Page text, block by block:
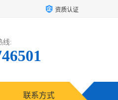
资质认证
线:
联系方式